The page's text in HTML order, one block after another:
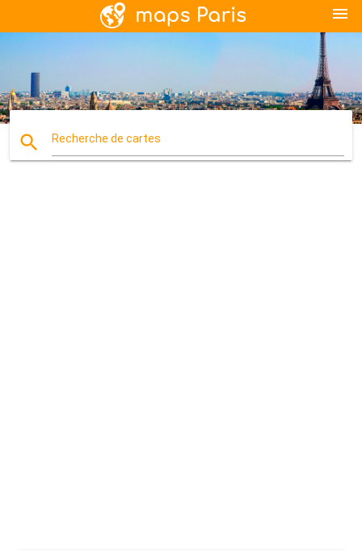
menu
search Recherche de cartes